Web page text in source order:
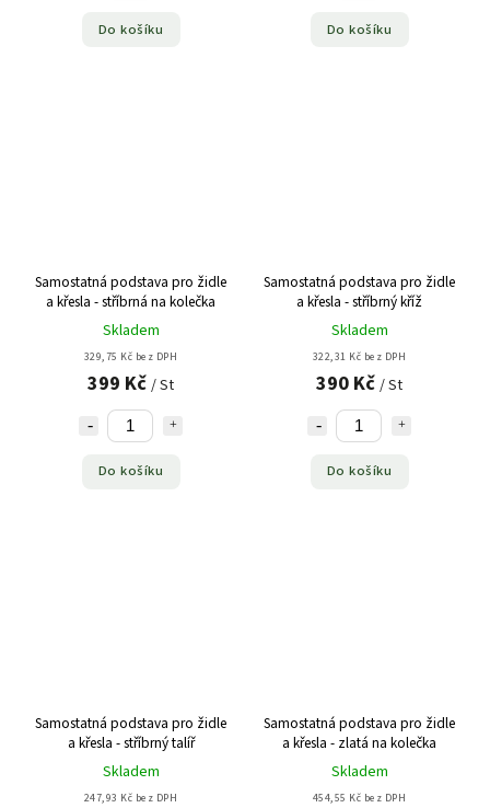
Do košíku Do košíku
Samostatná podstava pro židle
a křesla - stříbrná na kolečka
Skladem
329,75 Kč bez DPH
399 Kč / St
Do košíku
Samostatná podstava pro židle
a křesla - stříbrný kříž
Skladem
322,31 Kč bez DPH
390 Kč / St
Do košíku
Samostatná podstava pro židle
a křesla - stříbrný talíř
Skladem
247,93 Kč bez DPH
Samostatná podstava pro židle
a křesla - zlatá na kolečka
Skladem
454,55 Kč bez DPH